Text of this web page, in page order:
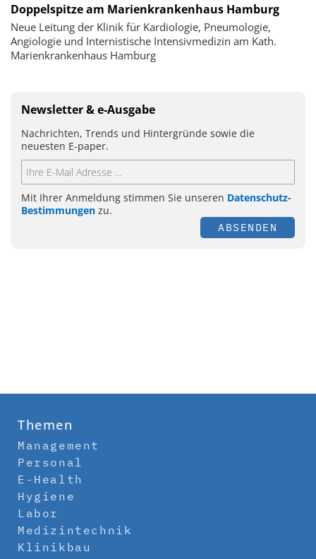
Doppelspitze am Marienkrankenhaus Hamburg
Neue Leitung der Klinik für Kardiologie, Pneumologie,
Angiologie und Internistische Intensivmedizin am Kath.
Marienkrankenhaus Hamburg
Newsletter & e-Ausgabe
Nachrichten, Trends und Hintergründe sowie die
neuesten E-paper.
Mit Ihrer Anmeldung stimmen Sie unseren Datenschutz-
Bestimmungen zu.
ABSENDEN
Themen
Management
Personal
E-Health
Hygiene
Labor
Medizintechnik
Klinikbau